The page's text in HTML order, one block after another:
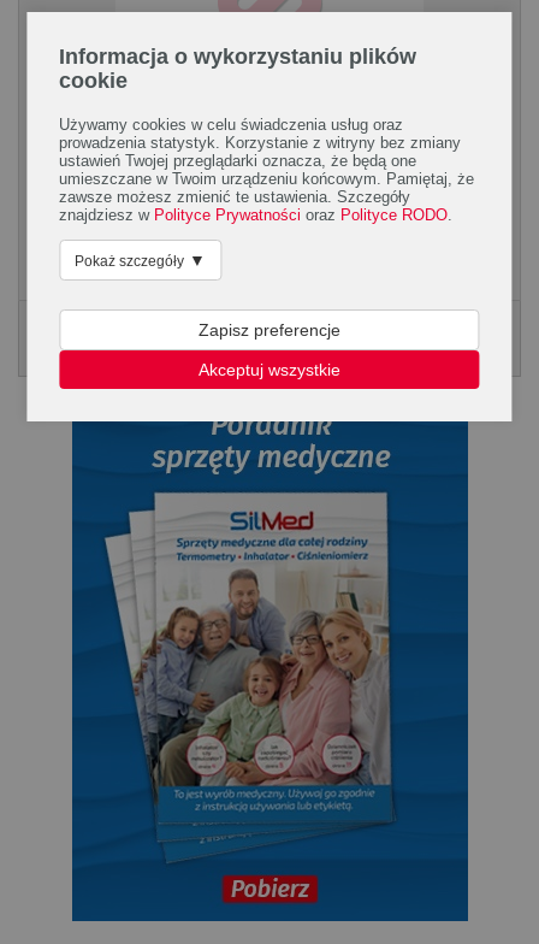
Ząbkowanie – trudny orzech do zgryzienia
Pierwsze zęby u niemowląt pojawiają się zwykle między 4. a 7.
miesiącem życia, choć wiele zależy od indywidualnych cech
dziecka. To ważny, a często także dość...
Poradnik Silmed
Informacja o wykorzystaniu plików
cookie
Używamy cookies w celu świadczenia usług oraz
prowadzenia statystyk. Korzystanie z witryny bez zmiany
ustawień Twojej przeglądarki oznacza, że będą one
umieszczane w Twoim urządzeniu końcowym. Pamiętaj, że
zawsze możesz zmienić te ustawienia. Szczegóły
znajdziesz w Polityce Prywatności oraz Polityce RODO.
Pokaż szczegóły ▼
Zapisz preferencje
Akceptuj wszystkie